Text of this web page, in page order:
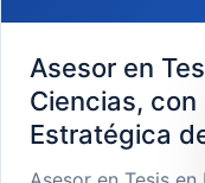
Asesor en
Ciencias, con
Estratégica